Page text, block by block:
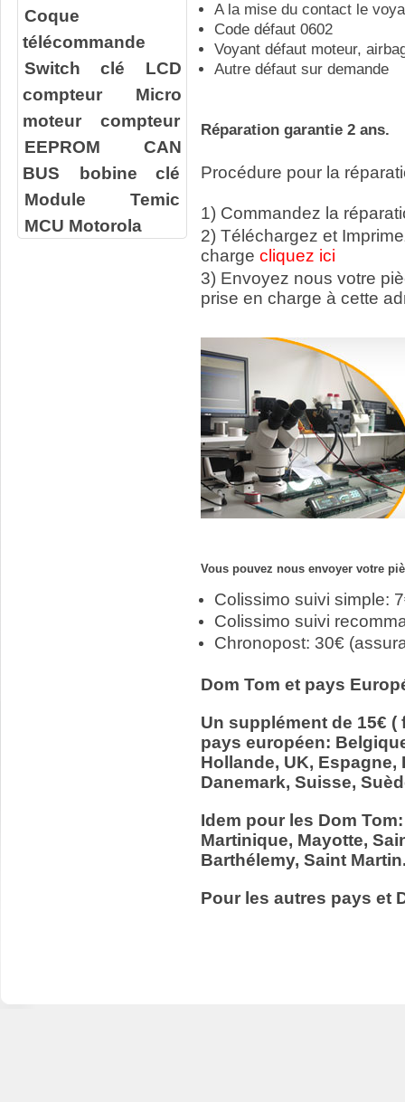
Coque
télécommande
Switch clé
LCD
compteur
Micro
moteur compteur
EEPROM
CAN
BUS
bobine clé
Module Temic
MCU Motorola
A la mise du contact le
Code défaut 0602
Voyant défaut moteur,
Autre défaut sur demande
Réparation garantie 2 ans.
Procédure pour la
1) Commandez la
2) Téléchargez et
charge cliquez ici
3) Envoyez nous votre
prise en charge à cette
Vous pouvez nous envoyer votre
Colissimo suivi simple:
Colissimo suivi
Chronopost: 30€
Dom Tom et pays
Un supplément de 15€
pays européen:
Hollande, UK,
Danemark, Suisse,
Idem pour les Dom
Martinique, Mayotte,
Barthélemy, Saint
Pour les autres pays et